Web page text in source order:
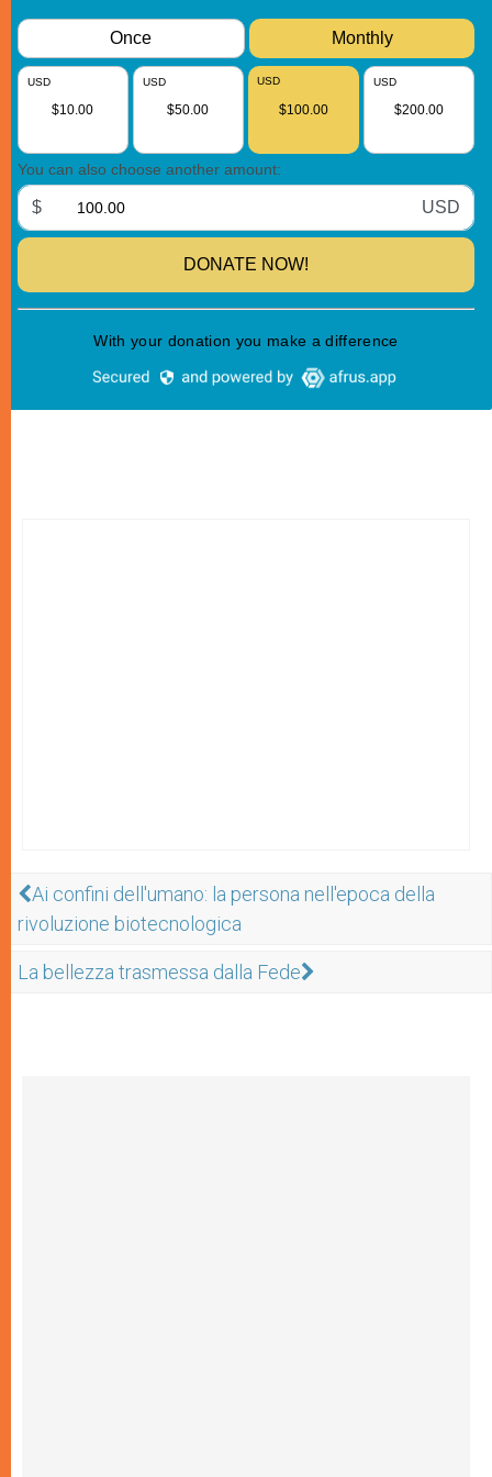
Ai confini dell'umano: la persona nell'epoca della
rivoluzione biotecnologica
La bellezza trasmessa dalla Fede